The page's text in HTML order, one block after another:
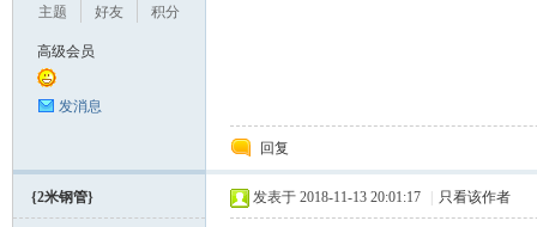
主题
好友
积分
高级会员
发消息
回复
{2米钢管} 发表于 2018-11-13 20:01:17 只看该作者